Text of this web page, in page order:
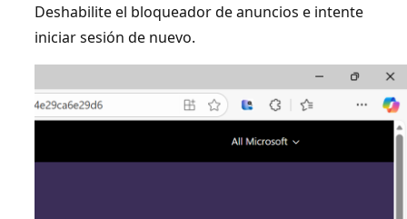
Deshabilite el bloqueador de anuncios e intente
iniciar sesión de nuevo.